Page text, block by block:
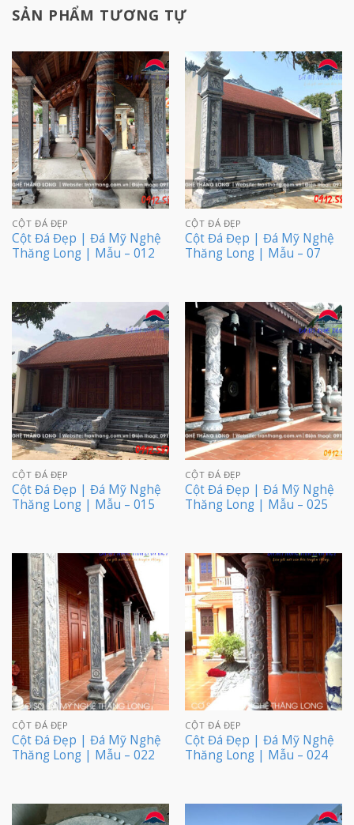
SẢN PHẨM TƯƠNG TỰ
CỘT ĐÁ ĐẸP
Cột Đá Đẹp | Đá Mỹ Nghệ
Thăng Long | Mẫu – 012
CỘT ĐÁ ĐẸP
Cột Đá Đẹp | Đá Mỹ Nghệ
Thăng Long | Mẫu – 07
CỘT ĐÁ ĐẸP
Cột Đá Đẹp | Đá Mỹ Nghệ
Thăng Long | Mẫu – 015
CỘT ĐÁ ĐẸP
Cột Đá Đẹp | Đá Mỹ Nghệ
Thăng Long | Mẫu – 025
CỘT ĐÁ ĐẸP
Cột Đá Đẹp | Đá Mỹ Nghệ
Thăng Long | Mẫu – 022
CỘT ĐÁ ĐẸP
Cột Đá Đẹp | Đá Mỹ Nghệ
Thăng Long | Mẫu – 024